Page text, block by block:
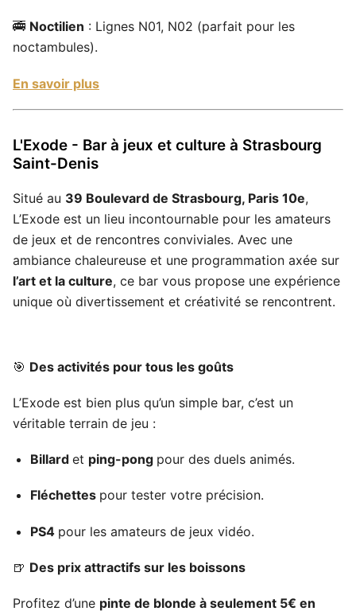
🚎 Noctilien : Lignes N01, N02 (parfait pour les
noctambules).
En savoir plus
L'Exode - Bar à jeux et culture à Strasbourg
Saint-Denis
Situé au 39 Boulevard de Strasbourg, Paris 10e,
L’Exode est un lieu incontournable pour les amateurs
de jeux et de rencontres conviviales. Avec une
ambiance chaleureuse et une programmation axée sur
l’art et la culture, ce bar vous propose une expérience
unique où divertissement et créativité se rencontrent.
🎯 Des activités pour tous les goûts
L’Exode est bien plus qu’un simple bar, c’est un
véritable terrain de jeu :
Billardet ping-pong pour des duels animés.
Fléchettes pour tester votre précision.
PS4 pour les amateurs de jeux vidéo.
🍺 Des prix attractifs sur les boissons
Profitez d’une pinte de blonde à seulement 5€ en